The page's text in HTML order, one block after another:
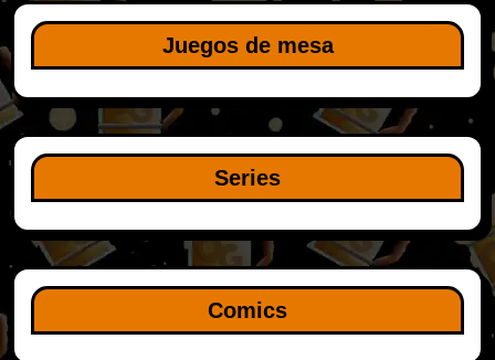
Juegos de mesa
Series
Comics